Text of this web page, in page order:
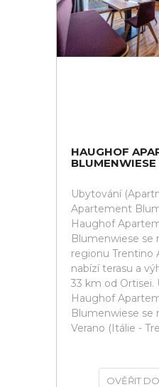
HAUGHOF
BLUMENWIESE
Ubytování
Apartement
Haughof
Blumenwiese se
regionu Trentino
nabízí terasu a
33 km od Ortisei.
Haughof
Blumenwiese se
Verano (Itálie -
OVĚŘIT